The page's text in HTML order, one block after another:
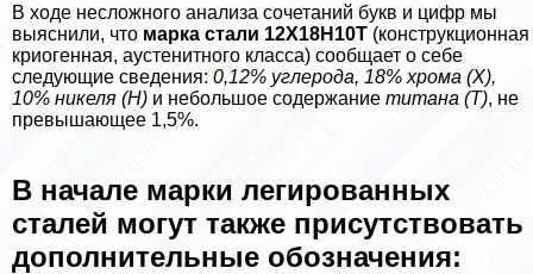
В ходе несложного анализа сочетаний букв и цифр мы
выяснили, что марка стали 12Х18Н10Т (конструкционная
криогенная, аустенитного класса) сообщает о себе
следующие сведения: 0,12% углерода, 18% хрома (Х),
10% никеля (Н) и небольшое содержание титана (Т), не
превышающее 1,5%.
В начале марки легированных
сталей могут также присутствовать
дополнительные обозначения: